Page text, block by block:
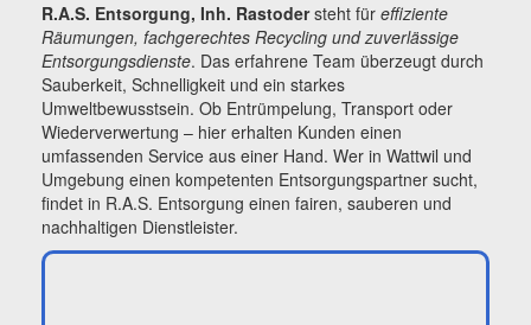
R.A.S. Entsorgung, Inh. Rastodersteht für effiziente
Räumungen, fachgerechtes Recycling und zuverlässige
Entsorgungsdienste. Das erfahrene Team überzeugt durch
Sauberkeit, Schnelligkeit und ein starkes
Umweltbewusstsein. Ob Entrümpelung, Transport oder
Wiederverwertung – hier erhalten Kunden einen
umfassenden Service aus einer Hand. Wer in Wattwil und
Umgebung einen kompetenten Entsorgungspartner sucht,
findet in R.A.S. Entsorgung einen fairen, sauberen und
nachhaltigen Dienstleister.